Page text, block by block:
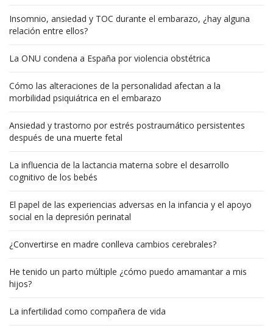
Insomnio, ansiedad y TOC durante el embarazo, ¿hay alguna
relación entre ellos?
La ONU condena a España por violencia obstétrica
Cómo las alteraciones de la personalidad afectan a la
morbilidad psiquiátrica en el embarazo
Ansiedad y trastorno por estrés postraumático persistentes
después de una muerte fetal
La influencia de la lactancia materna sobre el desarrollo
cognitivo de los bebés
El papel de las experiencias adversas en la infancia y el apoyo
social en la depresión perinatal
¿Convertirse en madre conlleva cambios cerebrales?
He tenido un parto múltiple ¿cómo puedo amamantar a mis
hijos?
La infertilidad como compañera de vida